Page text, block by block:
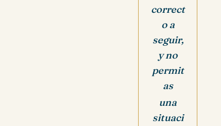
correct
o a
seguir,
y no
permit
as
una
situaci